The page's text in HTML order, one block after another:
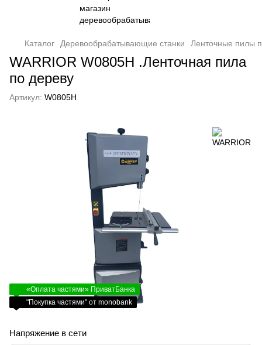
Каталог Деревообрабатывающие станки Ленточные пилы
WARRIOR W0805H .Ленточная пила
по дереву
Артикул: W0805H
«Оплата частями» ПриватБанка
"Покупка частями" от monobank
Напряжение в сети